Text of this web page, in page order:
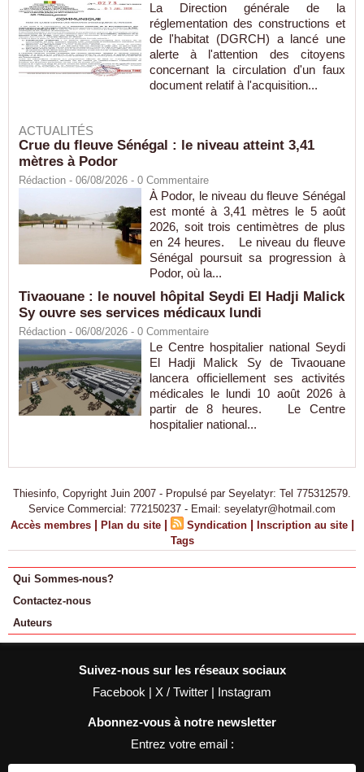
La Direction générale de la
réglementation des constructions et
de l'habitat (DGRCH) a lancé une
alerte à l'attention des citoyens
concernant la circulation d'un faux
document relatif à l'acquisition...
ACTUALITÉS
Crue du fleuve Sénégal : le niveau atteint 3,41
mètres à Podor
Rédaction - 06/08/2026 - 0 Commentaire
À Podor, le niveau du fleuve Sénégal
est monté à 3,41 mètres le 5 août
2026, soit trois centimètres de plus
en 24 heures. Le niveau du fleuve
Sénégal poursuit sa progression à
Podor, où la...
Tivaouane : le nouvel hôpital Seydi El Hadji Malick
Sy ouvre ses services médicaux lundi
Rédaction - 06/08/2026 - 0 Commentaire
Le Centre hospitalier national Seydi
El Hadji Malick Sy de Tivaouane
lancera officiellement ses activités
médicales le lundi 10 août 2026 à
partir de 8 heures. Le Centre
hospitalier national...
Thiesinfo, Copyright Juin 2007 - Propulsé par Seyelatyr: Tel 775312579.
Service Commercial: 772150237 - Email: seyelatyr@hotmail.com
Accès membres | Plan du site | Syndication | Inscription au site |
Tags
Qui Sommes-nous?
Contactez-nous
Auteurs
Suivez-nous sur les réseaux sociaux
Facebook | X / Twitter | Instagram
Abonnez-vous à notre newsletter
Entrez votre email :